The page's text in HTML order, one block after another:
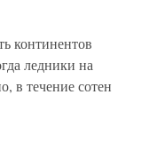
континентов
ледники на
в течение сотен